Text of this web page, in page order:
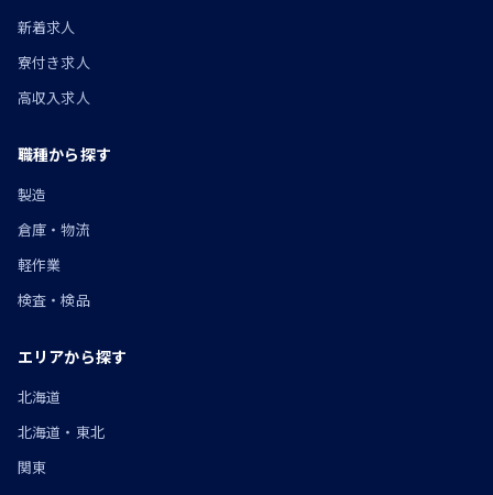
新着求人
寮付き求人
高収入求人
職種から探す
製造
倉庫・物流
軽作業
検査・検品
エリアから探す
北海道
北海道・東北
関東